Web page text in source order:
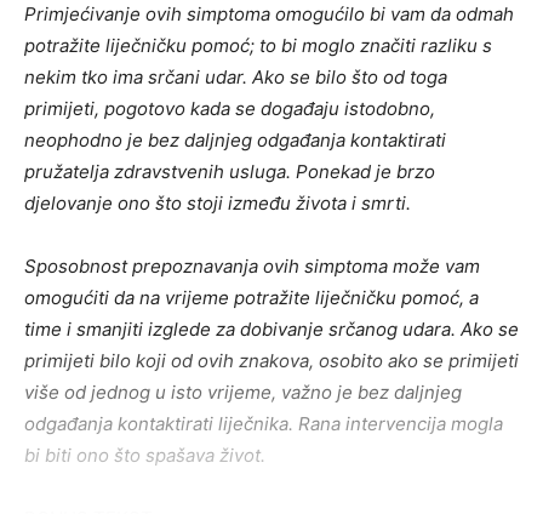
Primjećivanje ovih simptoma omogućilo bi vam da odmah
potražite liječničku pomoć; to bi moglo značiti razliku s
nekim tko ima srčani udar. Ako se bilo što od toga
primijeti, pogotovo kada se događaju istodobno,
neophodno je bez daljnjeg odgađanja kontaktirati
pružatelja zdravstvenih usluga. Ponekad je brzo
djelovanje ono što stoji između života i smrti.
Sposobnost prepoznavanja ovih simptoma može vam
omogućiti da na vrijeme potražite liječničku pomoć, a
time i smanjiti izglede za dobivanje srčanog udara. Ako se
primijeti bilo koji od ovih znakova, osobito ako se primijeti
više od jednog u isto vrijeme, važno je bez daljnjeg
odgađanja kontaktirati liječnika. Rana intervencija mogla
bi biti ono što spašava život.